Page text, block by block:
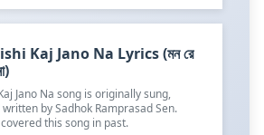
Kaj Jano Na Lyrics (মন রে
Jano Na song is originally sung,
by Sadhok Ramprasad Sen.
this song in past.